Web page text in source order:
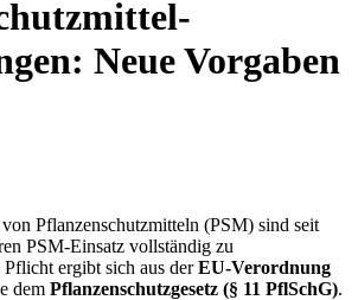
Neue Vorgaben
Pflanzenschutzmitteln (PSM) sind seit
PSM-Einsatz vollständig zu
ergibt sich aus derEU‑Verordnung
dem Pflanzenschutzgesetz (§ 11 PflSchG).